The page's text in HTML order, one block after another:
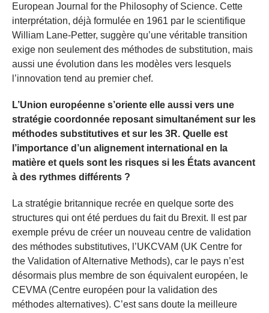
European Journal for the Philosophy of Science. Cette
interprétation, déjà formulée en 1961 par le scientifique
William Lane-Petter, suggère qu’une véritable transition
exige non seulement des méthodes de substitution, mais
aussi une évolution dans les modèles vers lesquels
l’innovation tend au premier chef.
L’Union européenne s’oriente elle aussi vers une
stratégie coordonnée reposant simultanément sur les
méthodes substitutives et sur les 3R. Quelle est
l’importance d’un alignement international en la
matière et quels sont les risques si les États avancent
à des rythmes différents ?
La stratégie britannique recrée en quelque sorte des
structures qui ont été perdues du fait du Brexit. Il est par
exemple prévu de créer un nouveau centre de validation
des méthodes substitutives, l’UKCVAM (UK Centre for
the Validation of Alternative Methods), car le pays n’est
désormais plus membre de son équivalent européen, le
CEVMA (Centre européen pour la validation des
méthodes alternatives). C’est sans doute la meilleure